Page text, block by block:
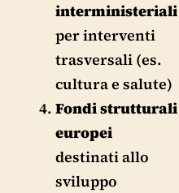
interministeriali
per interventi
trasversali (es.
cultura e salute)
Fondi strutturali
europei
destinati allo
sviluppo